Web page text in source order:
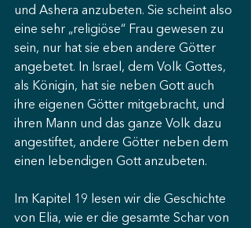
und Ashera anzubeten. Sie scheint also
eine sehr „religiöse“ Frau gewesen zu
sein, nur hat sie eben andere Götter
angebetet. In Israel, dem Volk Gottes,
als Königin, hat sie neben Gott auch
ihre eigenen Götter mitgebracht, und
ihren Mann und das ganze Volk dazu
angestiftet, andere Götter neben dem
einen lebendigen Gott anzubeten.
Im Kapitel 19 lesen wir die Geschichte
von Elia, wie er die gesamte Schar von